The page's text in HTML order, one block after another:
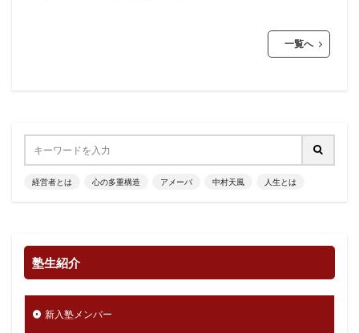
一覧へ
経営者とは 心の多重構造 アメーバ 中村天風 人生とは
塾生紹介
新入塾メンバー